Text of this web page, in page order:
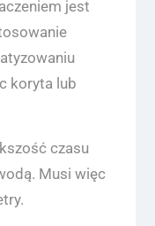
jest
koryta lub
czasu
Musi więc